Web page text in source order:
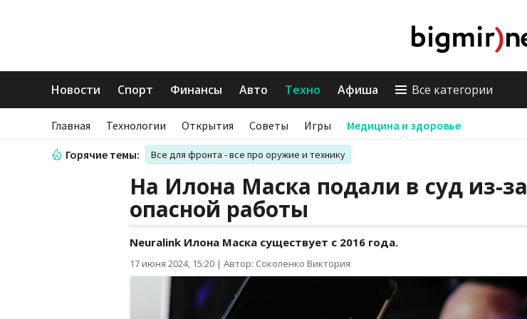
Новости Спорт Финансы Авто Техно Афиша Все категории
Главная Технологии Открытия Советы Игры Медицина и здоровье
Горячие темы: Все для фронта - все про оружие и технику
На Илона Маска подали в суд из-за
опасной работы
Neuralink Илона Маска существует с 2016 года.
17 июня 2024, 15:20 | Автор: Соколенко Виктория